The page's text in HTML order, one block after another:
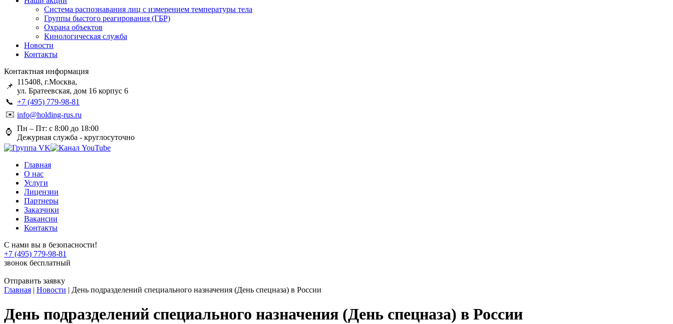
Система распознавания лиц с измерением температуры тела
Группы быстого реагирования (ГБР)
Охрана объектов
Кинологическая служба
Новости
Контакты
Контактная информация
📌
115408, г.Москва,
ул. Братеевская, дом 16 корпус 6
📞 +7 (495) 779-98-81
✉️ info@holding-rus.ru
⌚️ Пн – Пт: с 8:00 до 18:00
Дежурная служба - круглосуточно
Главная
О нас
Услуги
Лицензии
Партнеры
Заказчики
Вакансии
Контакты
С нами вы в безопасности!
+7 (495) 779-98-81
звонок бесплатный
Отправить заявку
Главная | Новости | День подразделений специального назначения (День спецназа) в России
День подразделений специального назначения (День спецназа) в России